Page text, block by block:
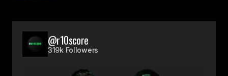
@r10score
319k Followers